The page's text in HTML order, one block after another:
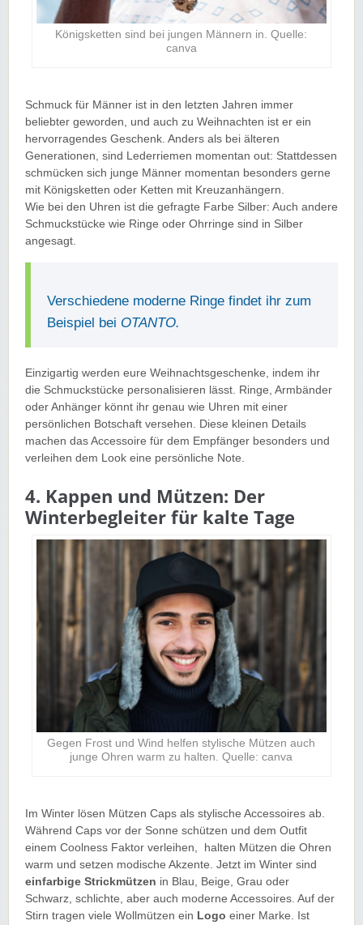
Königsketten sind bei jungen Männern in. Quelle:
canva
Schmuck für Männer ist in den letzten Jahren immer
beliebter geworden, und auch zu Weihnachten ist er ein
hervorragendes Geschenk. Anders als bei älteren
Generationen, sind Lederriemen momentan out: Stattdessen
schmücken sich junge Männer momentan besonders gerne
mit Königsketten oder Ketten mit Kreuzanhängern.
Wie bei den Uhren ist die gefragte Farbe Silber: Auch andere
Schmuckstücke wie Ringe oder Ohrringe sind in Silber
angesagt.
Verschiedene moderne Ringe findet ihr zum
Beispiel bei OTANTO.
Einzigartig werden eure Weihnachtsgeschenke, indem ihr
die Schmuckstücke personalisieren lässt. Ringe, Armbänder
oder Anhänger könnt ihr genau wie Uhren mit einer
persönlichen Botschaft versehen. Diese kleinen Details
machen das Accessoire für dem Empfänger besonders und
verleihen dem Look eine persönliche Note.
4. Kappen und Mützen: Der
Winterbegleiter für kalte Tage
Gegen Frost und Wind helfen stylische Mützen auch
junge Ohren warm zu halten. Quelle: canva
Im Winter lösen Mützen Caps als stylische Accessoires ab.
Während Caps vor der Sonne schützen und dem Outfit
einem Coolness Faktor verleihen, halten Mützen die Ohren
warm und setzen modische Akzente. Jetzt im Winter sind
einfarbige Strickmützen in Blau, Beige, Grau oder
Schwarz, schlichte, aber auch moderne Accessoires. Auf der
Stirn tragen viele Wollmützen ein Logo einer Marke. Ist